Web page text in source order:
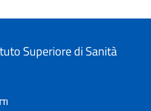
Superiore di Sanità